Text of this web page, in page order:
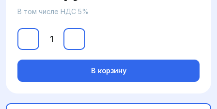
В том числе НДС 5%
В корзину